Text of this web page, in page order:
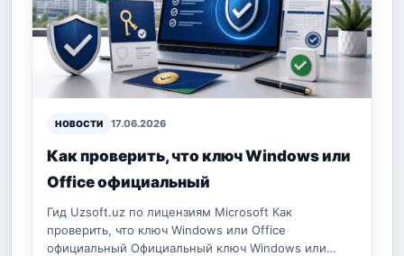
НОВОСТИ 17.06.2026
Как проверить, что ключ Windows или
Office официальный
Гид Uzsoft.uz по лицензиям Microsoft Как
проверить, что ключ Windows или Office
официальный Официальный ключ Windows или…